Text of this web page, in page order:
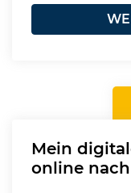
Mein
online